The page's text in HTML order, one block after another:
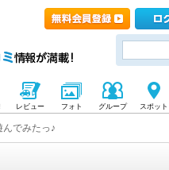
レビュー フォト グループ スポット
でみたっ♪